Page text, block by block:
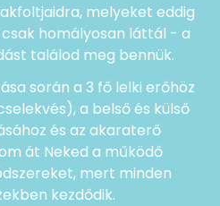
melyeket eddig
homályosan láttál - a
találod meg bennük.
során a 3 fő lelki erőhöz
a belső és külső
és az akaraterő
át Neked a működő
mert minden
kezdődik.